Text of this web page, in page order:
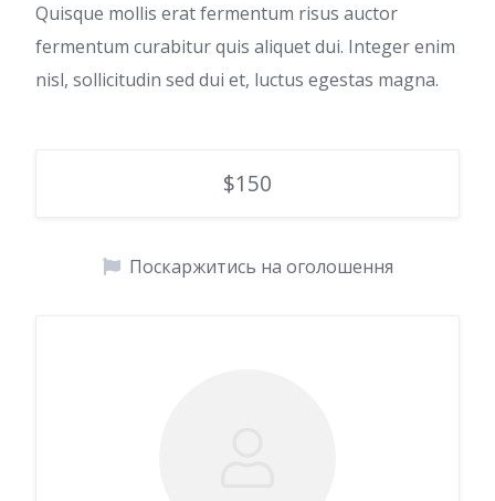
Quisque mollis erat fermentum risus auctor
fermentum curabitur quis aliquet dui. Integer enim
nisl, sollicitudin sed dui et, luctus egestas magna.
$150
Поскаржитись на оголошення